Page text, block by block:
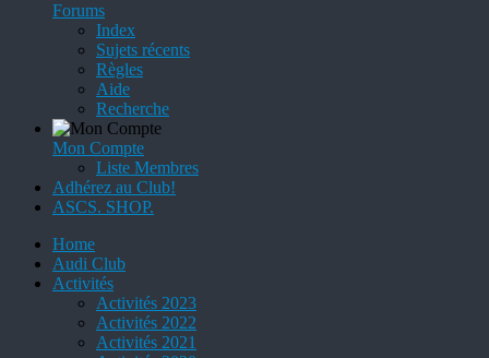
Forums
Index
Sujets récents
Règles
Aide
Recherche
Mon Compte
Liste Membres
Adhérez au Club!
ASCS. SHOP.
Home
Audi Club
Activités
Activités 2023
Activités 2022
Activités 2021